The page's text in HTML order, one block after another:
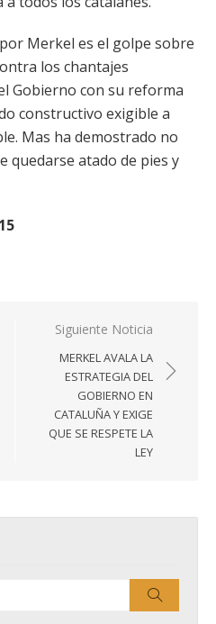
Merkel es el golpe sobre
los chantajes
Gobierno con su reforma
constructivo exigible a
Mas ha demostrado no
quedarse atado de pies y
Siguiente Noticia
MERKEL AVALA LA
ESTRATEGIA DEL
GOBIERNO EN
CATALUÑA Y EXIGE
QUE SE RESPETE LA
LEY